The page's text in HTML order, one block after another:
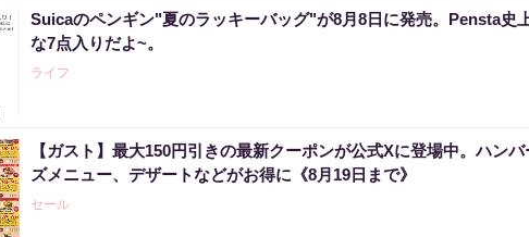
Suicaのペンギン"夏のラッキーバッグ"が8月8日に発売。Pensta史
な7点入りだよ~。
ライフ
【ガスト】最大150円引きの最新クーポンが公式Xに登場中。ハンバ
ズメニュー、デザートなどがお得に《8月19日まで》
セール